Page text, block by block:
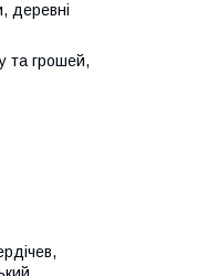
деревні
та грошей,